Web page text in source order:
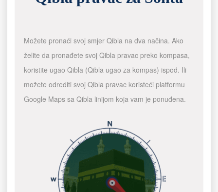
Možete pronaći svoj smjer Qibla na dva načina. Ako
želite da pronađete svoj Qibla pravac preko kompasa,
koristite ugao Qibla (Qibla ugao za kompas) ispod. Ili
možete odrediti svoj Qibla pravac koristeći platformu
Google Maps sa Qibla linijom koja vam je ponuđena.